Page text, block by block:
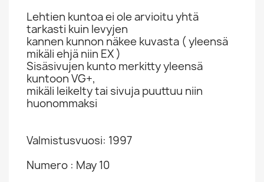
Lehtien kuntoa ei ole arvioitu yhtä
tarkasti kuin levyjen
kannen kunnon näkee kuvasta ( yleensä
mikäli ehjä niin EX )
Sisäsivujen kunto merkitty yleensä
kuntoon VG+,
mikäli leikelty tai sivuja puuttuu niin
huonommaksi
Valmistusvuosi: 1997
Numero : May 10